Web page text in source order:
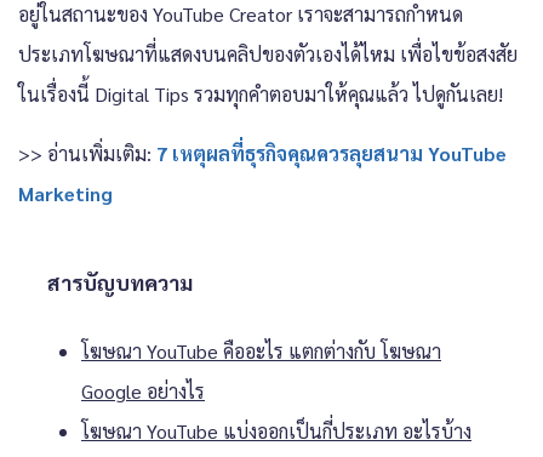
อยู่ในสถานะของ YouTube Creator เราจะสามารถกำหนด
ประเภทโฆษณาที่แสดงบนคลิปของตัวเองได้ไหม เพื่อไขข้อสงสัย
ในเรื่องนี้ Digital Tips รวมทุกคำตอบมาให้คุณแล้ว ไปดูกันเลย!
>> อ่านเพิ่มเติม: 7 เหตุผลที่ธุรกิจคุณควรลุยสนาม YouTube
Marketing
สารบัญบทความ
โฆษณา YouTube คืออะไร แตกต่างกับ โฆษณา
Google อย่างไร
โฆษณา YouTube แบ่งออกเป็นกี่ประเภท อะไรบ้าง